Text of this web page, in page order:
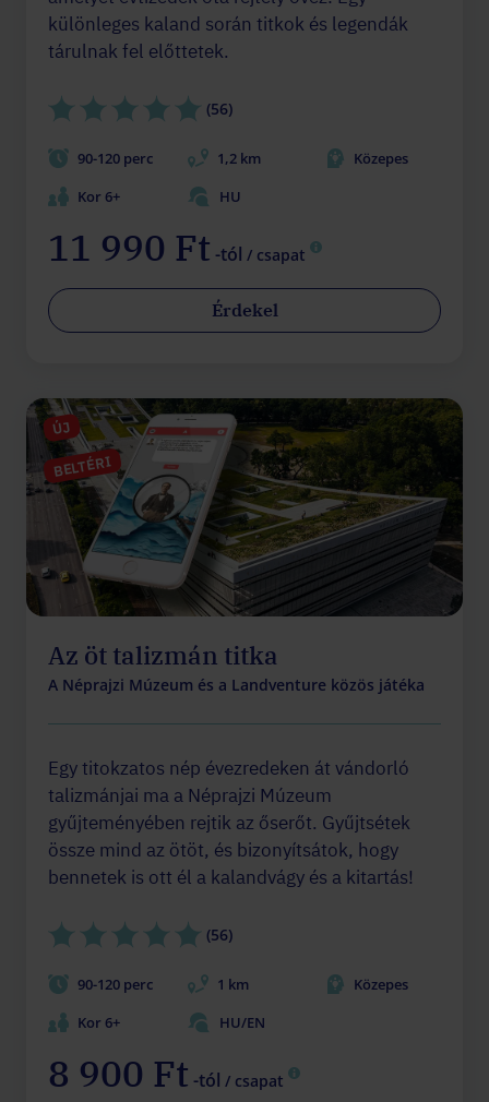
különleges kaland során titkok és legendák
tárulnak fel előttetek.
(56)
90-120 perc 1,2 km
Közepes
Kor 6+
HU
11 990 Ft -tól / csapat
Érdekel
ÚJ
BELTÉRI
Az öt talizmán titka
A Néprajzi Múzeum és a Landventure közös játéka
Egy titokzatos nép évezredeken át vándorló
talizmánjai ma a Néprajzi Múzeum
gyűjteményében rejtik az őserőt. Gyűjtsétek
össze mind az ötöt, és bizonyítsátok, hogy
bennetek is ott él a kalandvágy és a kitartás!
(56)
90-120 perc 1 km
Közepes
Kor 6+
HU/EN
8 900 Ft -tól / csapat